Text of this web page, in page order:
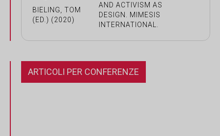
BIELING, TOM
(ED.) (2020)
AND ACTIVISM AS
DESIGN. MIMESIS
INTERNATIONAL.
ARTICOLI PER CONFERENZE